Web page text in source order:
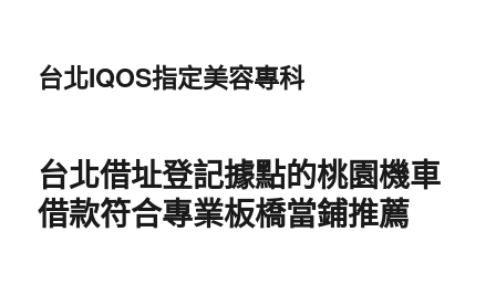
台北IQOS指定美容專科
台北借址登記據點的桃園機車
借款符合專業板橋當鋪推薦